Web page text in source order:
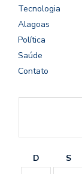
Tecnologia
Alagoas
Política
Saúde
Contato
D S